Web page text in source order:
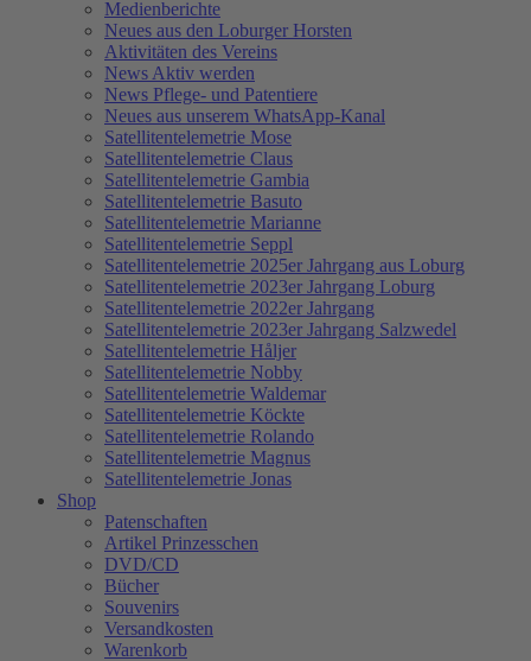
Medienberichte
Neues aus den Loburger Horsten
Aktivitäten des Vereins
News Aktiv werden
News Pflege- und Patentiere
Neues aus unserem WhatsApp-Kanal
Satellitentelemetrie Mose
Satellitentelemetrie Claus
Satellitentelemetrie Gambia
Satellitentelemetrie Basuto
Satellitentelemetrie Marianne
Satellitentelemetrie Seppl
Satellitentelemetrie 2025er Jahrgang aus Loburg
Satellitentelemetrie 2023er Jahrgang Loburg
Satellitentelemetrie 2022er Jahrgang
Satellitentelemetrie 2023er Jahrgang Salzwedel
Satellitentelemetrie Håljer
Satellitentelemetrie Nobby
Satellitentelemetrie Waldemar
Satellitentelemetrie Köckte
Satellitentelemetrie Rolando
Satellitentelemetrie Magnus
Satellitentelemetrie Jonas
Shop
Patenschaften
Artikel Prinzesschen
DVD/CD
Bücher
Souvenirs
Versandkosten
Warenkorb